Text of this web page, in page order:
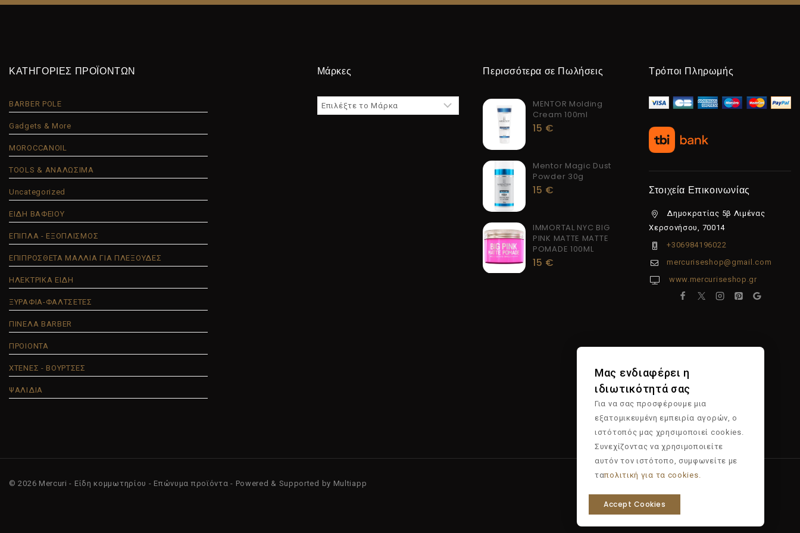
ΚΑΤΗΓΟΡΙΕΣ ΠΡΟΪΟΝΤΩΝ
BARBER POLE
Gadgets & More
MOROCCANOIL
TOOLS & ΑΝΑΛΩΣΙΜΑ
Uncategorized
ΕΙΔΗ ΒΑΦΕΙΟΥ
ΕΠΙΠΛΑ - ΕΞΟΠΛΙΣΜΟΣ
ΕΠΙΠΡΟΣΘΕΤΑ ΜΑΛΛΙΑ ΓΙΑ ΠΛΕΞΟΥΔΕΣ
ΗΛΕΚΤΡΙΚΑ ΕΙΔΗ
ΞΥΡΑΦΙΑ-ΦΑΛΤΣΕΤΕΣ
ΠΙΝΕΛΑ BARBER
ΠΡΟΙΟΝΤΑ
ΧΤΕΝΕΣ - ΒΟΥΡΤΣΕΣ
ΨΑΛΙΔΙΑ
Μάρκες Περισσότερα σε Πωλήσεις
MENTOR Molding
Cream 100ml
15 €
Mentor Magic Dust
Powder 30g
15 €
IMMORTAL NYC BIG
PINK MATTE MATTE
POMADE 100ML
15 €
Τρόποι Πληρωμής
Στοιχεία Επικοινωνίας
Δημοκρατίας 5β Λιμένας
Χερσονήσου, 70014
+306984196022
mercuriseshop@gmail.com
www.mercuriseshop.gr
© 2026 Mercuri - Είδη κομμωτηρίου - Επώνυμα προϊόντα - Powered & Supported by Multiapp
Μας ενδιαφέρει η
ιδιωτικότητά σας
Για να σας προσφέρουμε μια
εξατομικευμένη εμπειρία αγορών, ο
ιστότοπός μας χρησιμοποιεί cookies.
Συνεχίζοντας να χρησιμοποιείτε
αυτόν τον ιστότοπο, συμφωνείτε με
ταπολιτική για τα cookies.
Accept Cookies